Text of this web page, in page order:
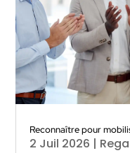
Reconnaître pour
2 Juil 2026 |